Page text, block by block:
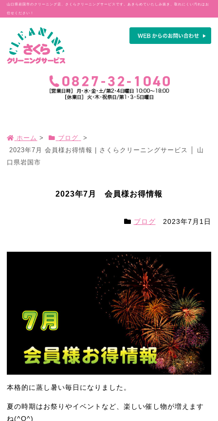
山口県岩国市のクリーニング店、さくらクリーニングサービスです。あきらめていたしみ抜き、取れにくい汚れはお
任せください！
ホーム > ブログ
>
2023年7月 会員様お得情報 | さくらクリーニングサービス │ 山
口県岩国市
2023年7月 会員様お得情報
2023年7月1日
ブログ
本格的に蒸し暑い毎日になりました。
夏の時期はお祭りやイベントなど、楽しい催し物が増えます
ね(^O^)